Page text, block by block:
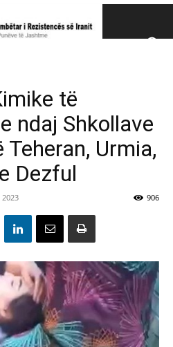
të
ndaj Shkollave
Urmia,
Dezful
906